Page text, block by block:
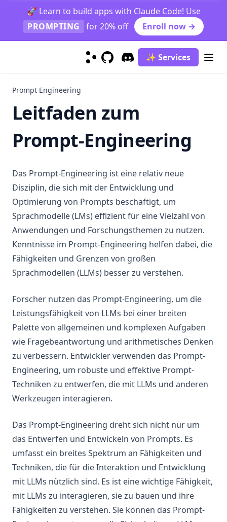
🚀 Learn to build apps with Claude Code! Use
PROMPTING
for 20% off Enroll now →
(opens in a new tab)
Discord
(opens in a new tab)
✨ Services
Grok-1
LLaMA
Mixtral 8x22B
OLMo
Phi-2
LLM-Sammlung
kimi-k2.5
Risiken & Missbrauch
Adversariales Prompting
Verzerrungen (biases)
LLM Agenten
RAG für LLMs
LLM Reasoning
LM-geführtes CoT
RAG Reduziert Halluzination
Synthetische Daten
RAG Zuverlässigkeit
LLM In-Context Recall
ThoughtSculpt
Infini-Attention
Vertrauenswürdigkeit in LLMs
LLM Tokenisierung
Was ist Groq?
Prompt Engineering
Leitfaden zum
Prompt-Engineering
Das Prompt-Engineering ist eine relativ neue
Disziplin, die sich mit der Entwicklung und
Optimierung von Prompts beschäftigt, um
Sprachmodelle (LMs) effizient für eine Vielzahl von
Anwendungen und Forschungsthemen zu nutzen.
Kenntnisse im Prompt-Engineering helfen dabei, die
Fähigkeiten und Grenzen von großen
Sprachmodellen (LLMs) besser zu verstehen.
Forscher nutzen das Prompt-Engineering, um die
Leistungsfähigkeit von LLMs bei einer breiten
Palette von allgemeinen und komplexen Aufgaben
wie Fragebeantwortung und arithmetisches Denken
zu verbessern. Entwickler verwenden das Prompt-
Engineering, um robuste und effektive Prompt-
Techniken zu entwerfen, die mit LLMs und anderen
Werkzeugen interagieren.
Das Prompt-Engineering dreht sich nicht nur um
das Entwerfen und Entwickeln von Prompts. Es
umfasst ein breites Spektrum an Fähigkeiten und
Techniken, die für die Interaktion und Entwicklung
mit LLMs nützlich sind. Es ist eine wichtige Fähigkeit,
mit LLMs zu interagieren, sie zu bauen und ihre
Fähigkeiten zu verstehen. Sie können das Prompt-